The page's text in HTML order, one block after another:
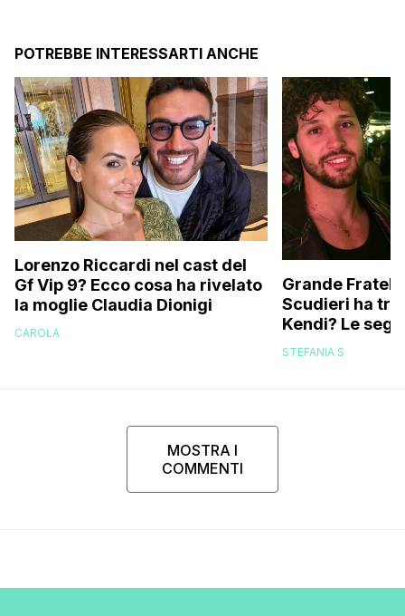
POTREBBE INTERESSARTI ANCHE
Lorenzo Riccardi nel cast del
Gf Vip 9? Ecco cosa ha rivelato
la moglie Claudia Dionigi
CAROLA
Grande
Scudieri ha
Kendi? Le
replica dell’ex
STEFANIA S
MOSTRA I
COMMENTI